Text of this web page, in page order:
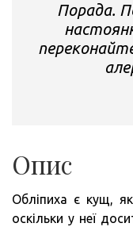
Порада.
Опис
Обліпиха є кущ,
оскільки у неї